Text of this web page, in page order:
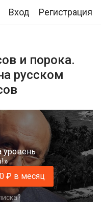
Вход Регистрация
и порока.
русском
уровень
₽ в месяц